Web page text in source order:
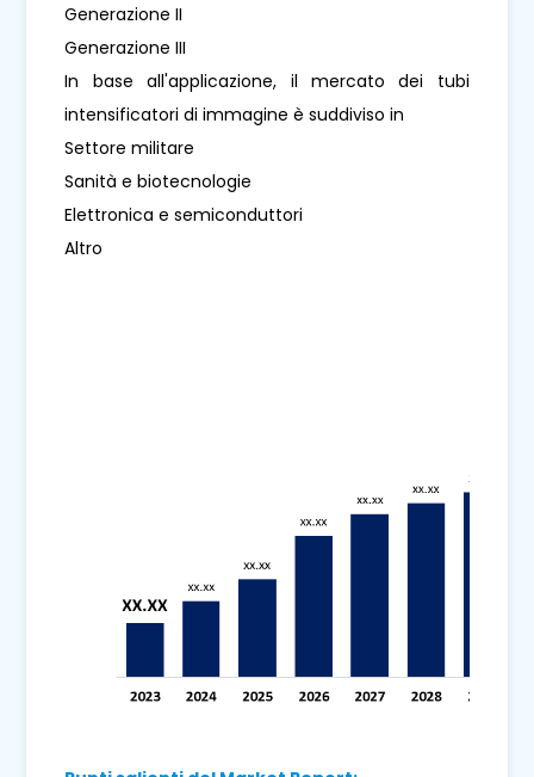
Generazione II
Generazione III
In base all'applicazione, il mercato dei tubi
intensificatori di immagine è suddiviso in
Settore militare
Sanità e biotecnologie
Elettronica e semiconduttori
Altro